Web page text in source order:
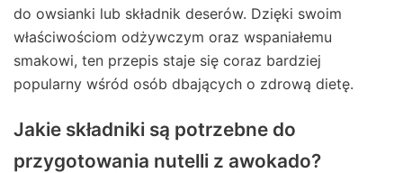
do owsianki lub składnik deserów. Dzięki swoim
właściwościom odżywczym oraz wspaniałemu
smakowi, ten przepis staje się coraz bardziej
popularny wśród osób dbających o zdrową dietę.
Jakie składniki są potrzebne do
przygotowania nutelli z awokado?